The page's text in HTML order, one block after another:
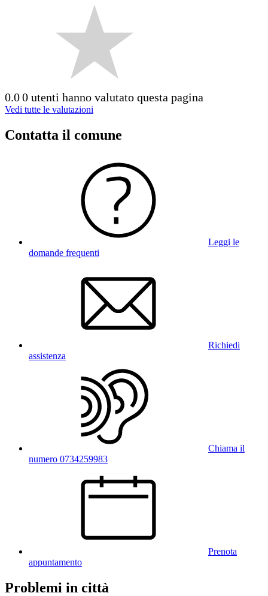
0.00 utenti hanno valutato questa pagina
Vedi tutte le valutazioni
Contatta il comune
Leggi le
domande frequenti
Richiedi
assistenza
Chiama il
numero 0734259983
Prenota
appuntamento
Problemi in città